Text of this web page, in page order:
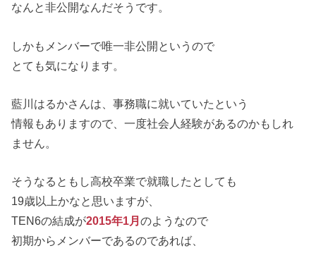
なんと非公開なんだそうです。
しかもメンバーで唯一非公開というので
とても気になります。
藍川はるかさんは、事務職に就いていたという
情報もありますので、一度社会人経験があるのかもしれ
ません。
そうなるともし高校卒業で就職したとしても
19歳以上かなと思いますが、
TEN6の結成が2015年1月のようなので
初期からメンバーであるのであれば、